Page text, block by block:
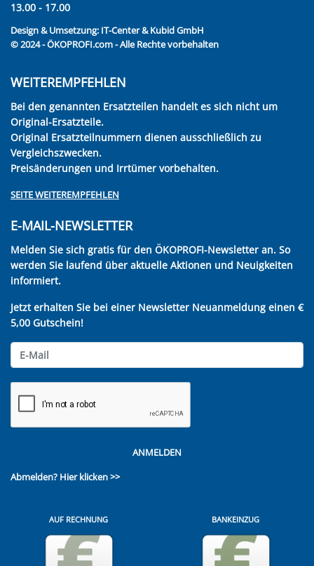
13.00 - 17.00
Design & Umsetzung: IT-Center & Kubid GmbH
© 2024 - ÖKOPROFI.com - Alle Rechte vorbehalten
WEITEREMPFEHLEN
Bei den genannten Ersatzteilen handelt es sich nicht um
Original-Ersatzteile.
Original Ersatzteilnummern dienen ausschließlich zu
Vergleichszwecken.
Preisänderungen und Irrtümer vorbehalten.
SEITE WEITEREMPFEHLEN
E-MAIL-NEWSLETTER
Melden Sie sich gratis für den ÖKOPROFI-Newsletter an. So
werden Sie laufend über aktuelle Aktionen und Neuigkeiten
informiert.
Jetzt erhalten Sie bei einer Newsletter Neuanmeldung einen €
5,00 Gutschein!
ANMELDEN
Abmelden? Hier klicken >>
AUF RECHNUNG BANKEINZUG